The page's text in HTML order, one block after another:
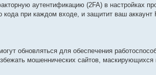
аутентификацию (2FA) в настройках
при каждом входе, и защитит ваш аккаунт
обновляться для обеспечения
мошеннических сайтов,